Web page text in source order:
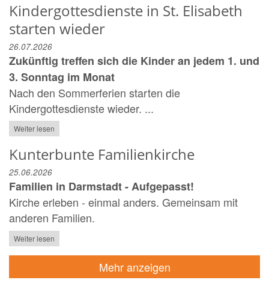
Kindergottesdienste in St. Elisabeth
starten wieder
26.07.2026
Zukünftig treffen sich die Kinder an jedem 1. und
3. Sonntag im Monat
Nach den Sommerferien starten die
Kindergottesdienste wieder. ...
Weiter lesen
Kunterbunte Familienkirche
25.06.2026
Familien in Darmstadt - Aufgepasst!
Kirche erleben - einmal anders. Gemeinsam mit
anderen Familien.
Weiter lesen
Mehr anzeigen